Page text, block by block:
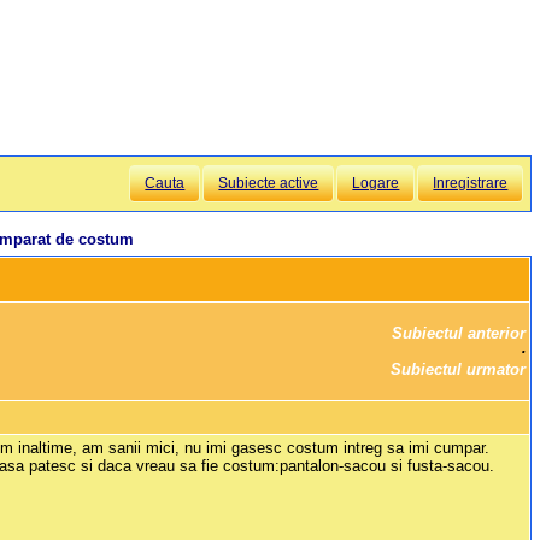
Cauta Subiecte active Logare Inregistrare
de costum
Subiectul anterior
Subiectul urmator
inaltime, am sanii mici, nu imi gasesc costum intreg sa imi cumpar.
patesc si daca vreau sa fie costum:pantalon-sacou si fusta-sacou.